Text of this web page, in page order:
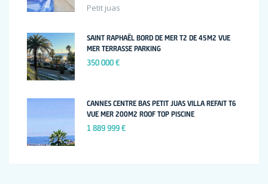
Petit juas
SAINT RAPHAËL BORD DE MER T2 DE 45M2 VUE
MER TERRASSE PARKING
350 000 €
CANNES CENTRE BAS PETIT JUAS VILLA REFAIT T6
VUE MER 200M2 ROOF TOP PISCINE
1 889 999 €